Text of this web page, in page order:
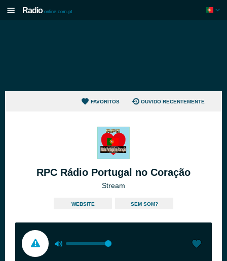
Radio online.com.pt
FAVORITOS OUVIDO RECENTEMENTE
RPC Rádio Portugal no Coração
Stream
WEBSITE SEM SOM?